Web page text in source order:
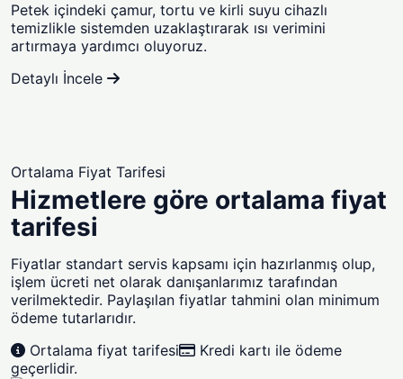
Petek içindeki çamur, tortu ve kirli suyu cihazlı
temizlikle sistemden uzaklaştırarak ısı verimini
artırmaya yardımcı oluyoruz.
Detaylı İncele
Ortalama Fiyat Tarifesi
Hizmetlere göre ortalama fiyat
tarifesi
Fiyatlar standart servis kapsamı için hazırlanmış olup,
işlem ücreti net olarak danışanlarımız tarafından
verilmektedir. Paylaşılan fiyatlar tahmini olan minimum
ödeme tutarlarıdır.
Ortalama fiyat tarifesi
Kredi kartı ile ödeme
geçerlidir.